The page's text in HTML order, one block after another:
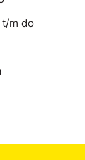
t/m do